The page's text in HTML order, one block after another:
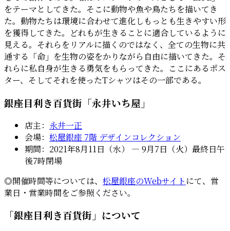
をテーマとしてきた。そこに動物や魚や鳥たちを描いてき
た。動物たちは環境に合わせて進化しもっとも生きやすい形
を獲得してきた。どれもが生きることに適合しているように
見える。それらをリアルに描くのではなく、全ての生物に共
通する「命」を生物の姿をかりながら自由に描いてきた。そ
れらに私自身が生きる勇気をもらってきた。ここにあるポス
ター、そしてそれを使ったTシャツはその一部である。
銀座目利き百貨街「永井いち屋」
店主： 永井一正
会場： 松屋銀座 7階 デザインコレクション
期間：2021年8月11日（水） ― 9月7日（火）最終日午
後7時閉場
◎開催時間等については、 松屋銀座のWebサイト にて、営
業日・営業時間をご参照ください。
「銀座目利き百貨街」について